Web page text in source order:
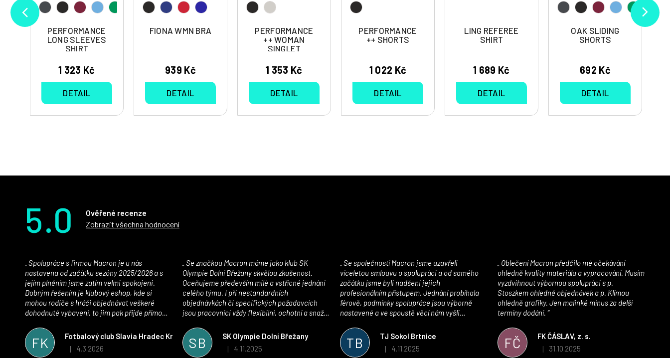
PERFORMANCE
LONG SLEEVES
SHIRT
1 323 Kč
DETAIL
FIONA WMN BRA
939 Kč
DETAIL
PERFORMANCE
++ WOMAN
SINGLET
1 353 Kč
DETAIL
PERFORMANCE
++ SHORTS
1 022 Kč
DETAIL
LING REFEREE
SHIRT
1 689 Kč
DETAIL
OAK SLIDING
SHORTS
692 Kč
DETAIL
5.0
Ověřené recenze
Zobrazit všechna hodnocení
FK
Fotbalový club Slavia Hradec Králové z.s.
Hodnocení obchodu je 5 z 5 hvězdiček.
| 4.3.2026
nastavena od začátku sezóny 2025/2026 a s
jejím plněním jsme zatím velmi spokojeni.
Dobrým řešením je klubový eshop, kde si
mohou rodiče s hráči objednávat veškeré
dohodnuté vybavení, to jim pak přijde přímo
oblečením jsme spokojeni, stejně tak s
komunikací a snahou řešit všechny záležitosti
velmi rychle a ke spokojenosti obou stran.
SB
SK Olympie Dolní Břežany
Hodnocení obchodu je 5 z 5 hvězdiček.
| 4.11.2025
Olympie Dolní Břežany skvělou zkušenost.
Oceňujeme především milé a vstřícné jednání
celého týmu. I při nestandardních
objednávkách či specifických požadavcích
jsou pracovníci vždy flexibilní, ochotní a snaží
vynikající a plně odpovídá potřebám
sportovního klubu!
TB
TJ Sokol Brtnice
Hodnocení obchodu je 5 z 5 hvězdiček.
| 4.11.2025
víceletou smlouvu o spolupráci a od samého
začátku jsme byli nadšeni jejich
profesionálním přístupem. Jednání probíhala
férově, podmínky spolupráce jsou výborně
nastavené a ve spoustě věcí nám vyšli
velmi kvalitní a příjemné na nošení. Velmi
oceňujeme také vytvoření klubového e-shopu,
který je perfektně zpracovaný a výrazně nám
FČ
FK ČÁSLAV, z. s.
Hodnocení obchodu je 5 z 5 hvězdiček.
| 31.10.2025
ohledně kvality materiálu a vypracování. Musím
vyzdvihnout výbornou spolupráci s p.
Stoszkem ohledně objednávek a p. Klímou
ohledně grafiky. Jen malinké mínus za delší
termíny dodání.